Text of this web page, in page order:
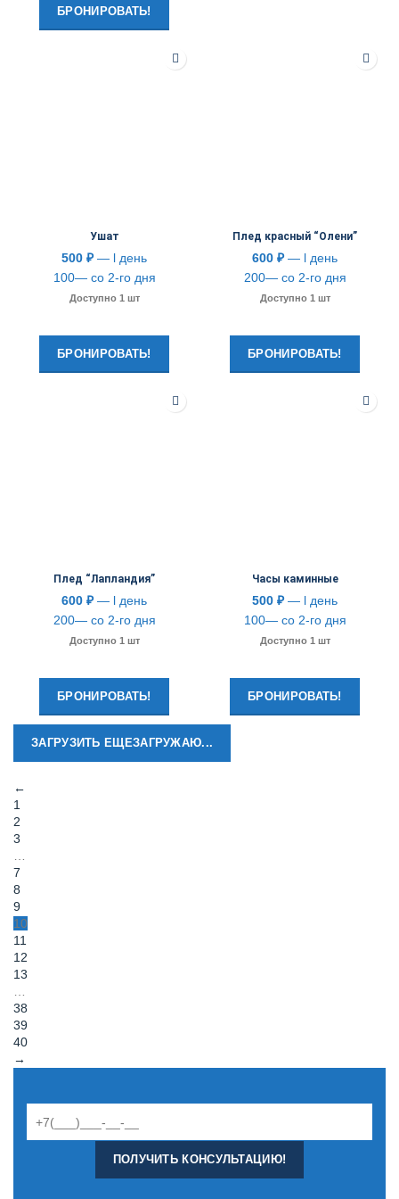
БРОНИРОВАТЬ!
Ушат
500 ₽— l день
100— со 2-го дня
Доступно 1 шт
БРОНИРОВАТЬ!
Плед красный “Олени”
600 ₽— l день
200— со 2-го дня
Доступно 1 шт
БРОНИРОВАТЬ!
Плед “Лапландия”
600 ₽— l день
200— со 2-го дня
Доступно 1 шт
БРОНИРОВАТЬ!
Часы каминные
500 ₽— l день
100— со 2-го дня
Доступно 1 шт
БРОНИРОВАТЬ!
ЗАГРУЗИТЬ ЕЩЕЗАГРУЖАЮ...
←
1
2
3
7
8
9
10
11
12
13
38
39
40
→